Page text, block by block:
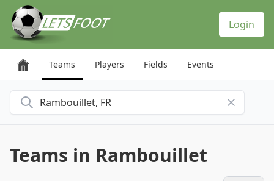
Login
Teams Players Fields Events
Search for a city
Teams in Rambouillet
Cookies management panel